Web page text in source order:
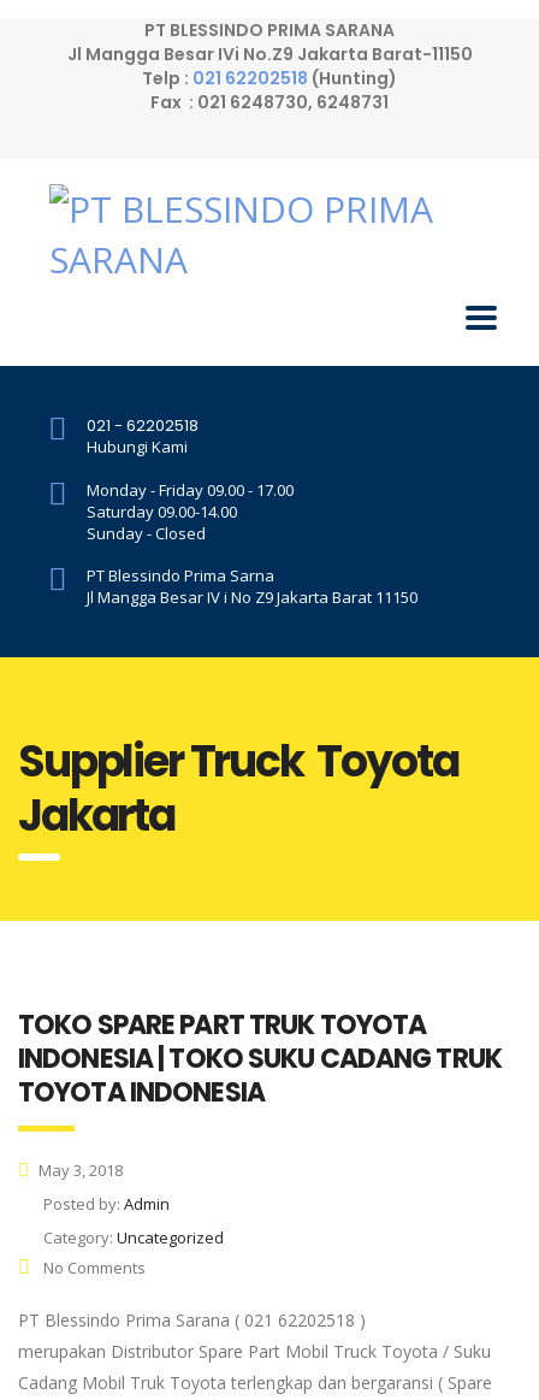
PT BLESSINDO PRIMA SARANA
Jl Mangga Besar IVi No.Z9 Jakarta Barat-11150
Telp : 021 62202518 (Hunting)
Fax : 021 6248730, 6248731
021 - 62202518
Hubungi Kami
Monday - Friday 09.00 - 17.00
Saturday 09.00-14.00
Sunday - Closed
PT Blessindo Prima Sarna
Jl Mangga Besar IV i No Z9 Jakarta Barat 11150
Supplier Truck Toyota
Jakarta
TOKO SPARE PART TRUK TOYOTA
INDONESIA | TOKO SUKU CADANG TRUK
TOYOTA INDONESIA
May 3, 2018
Posted by: Admin
Category: Uncategorized
No Comments
PT Blessindo Prima Sarana ( 021 62202518 )
merupakan Distributor Spare Part Mobil Truck Toyota / Suku
Cadang Mobil Truk Toyota terlengkap dan bergaransi ( Spare